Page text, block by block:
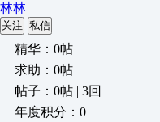
林林
关注 私信
精华：0帖
求助：0帖
帖子：0帖 | 3回
年度积分：0